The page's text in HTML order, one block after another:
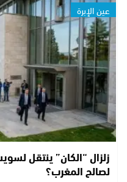
عين الإبرة
زلزال “الكان” ينتقل
لصالح المغرب؟